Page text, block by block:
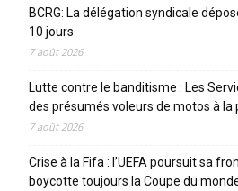
BCRG: La délégation syndicale
10 jours
7 août 2026
Lutte contre le banditisme : Les
des présumés voleurs de motos à la
7 août 2026
Crise à la Fifa : l’UEFA poursuit sa
boycotte toujours la Coupe du